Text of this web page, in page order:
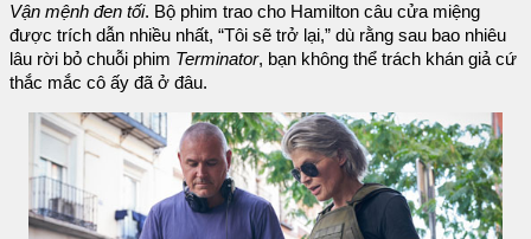
Vận mệnh đen tối. Bộ phim trao cho Hamilton câu cửa miệng
được trích dẫn nhiều nhất, “Tôi sẽ trở lại,” dù rằng sau bao nhiêu
lâu rời bỏ chuỗi phim Terminator, bạn không thể trách khán giả cứ
thắc mắc cô ấy đã ở đâu.